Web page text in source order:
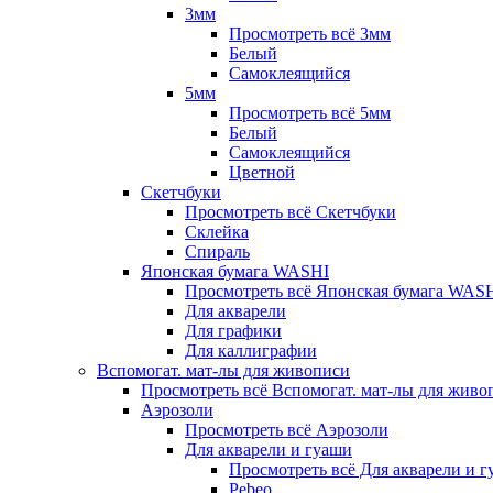
3мм
Просмотреть всё 3мм
Белый
Самоклеящийся
5мм
Просмотреть всё 5мм
Белый
Самоклеящийся
Цветной
Скетчбуки
Просмотреть всё Скетчбуки
Склейка
Спираль
Японская бумага WASHI
Просмотреть всё Японская бумага
Для акварели
Для графики
Для каллиграфии
Вспомогат. мат-лы для живописи
Просмотреть всё Вспомогат. мат-лы для
Аэрозоли
Просмотреть всё Аэрозоли
Для акварели и гуаши
Просмотреть всё Для акварели и
Pebeo